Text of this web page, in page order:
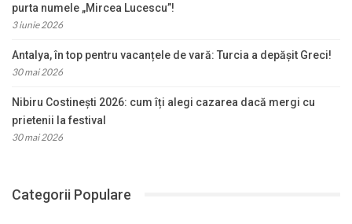
purta numele „Mircea Lucescu”!
3 iunie 2026
Antalya, în top pentru vacanțele de vară: Turcia a depășit Greci!
30 mai 2026
Nibiru Costinești 2026: cum îți alegi cazarea dacă mergi cu
prietenii la festival
30 mai 2026
Categorii Populare